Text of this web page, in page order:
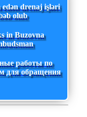
drenaj işləri
olub
in Buzovna
работы по
для обращения